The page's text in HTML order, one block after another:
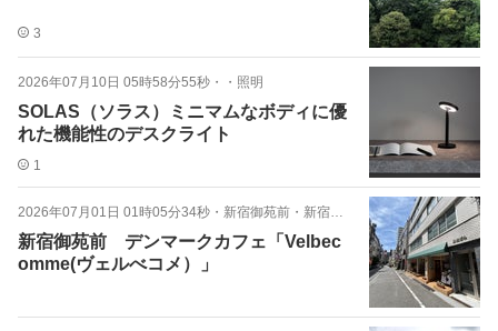
3
2026年07月10日 05時58分55秒 ・ ・照明
SOLAS（ソラス）ミニマムなボディに優
れた機能性のデスクライト
1
2026年07月01日 01時05分34秒 ・ 新宿御苑前・新宿三丁目ランチ
新宿御苑前 デンマークカフェ「Velbec
omme(ヴェルべコメ）」